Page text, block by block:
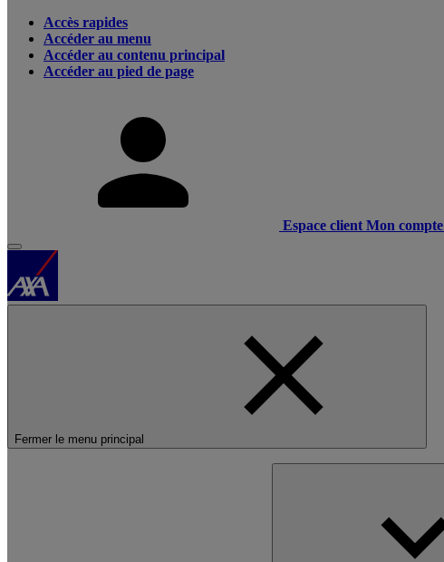
Accès rapides
Accéder au menu
Accéder au contenu principal
Accéder au pied de page
Espace client Mon compte
Fermer le menu principal